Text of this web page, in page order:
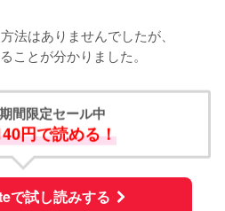
法はありませんでしたが、
ことが分かりました。
間限定セール中
円で読める！
で試し読みする